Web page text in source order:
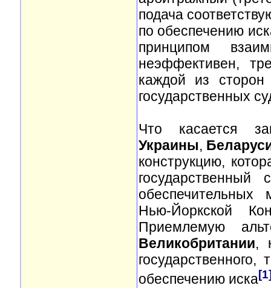
подача
по обеспечению
принципом
неэффективен,
каждой из
государственных
Что касается
Украины,
конструкцию,
Нью-Йоркской
Приемлемую
Великобритании,
обеспечению иска